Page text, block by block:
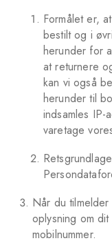
Formålet er,
bestilt og i
herunder for
at returnere
kan vi også
herunder til
indsamles
varetage
Når du
oplysning om
mobilnummer.